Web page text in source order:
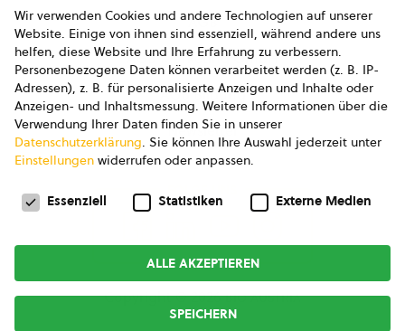
AGB
AGB Marketing GmbH
AGB Bildung
Newsletter
Copyright © 2026bio austria
Wir verwenden Cookies und andere Technologien auf unserer
Website. Einige von ihnen sind essenziell, während andere uns
helfen, diese Website und Ihre Erfahrung zu verbessern.
Personenbezogene Daten können verarbeitet werden (z. B. IP-
Adressen), z. B. für personalisierte Anzeigen und Inhalte oder
Anzeigen- und Inhaltsmessung. Weitere Informationen über die
Verwendung Ihrer Daten finden Sie in unserer
Datenschutzerklärung. Sie können Ihre Auswahl jederzeit unter
Einstellungen widerrufen oder anpassen.
Datenschutzeinstellungen
Essenziell Statistiken Externe Medien
ALLE AKZEPTIEREN
SPEICHERN